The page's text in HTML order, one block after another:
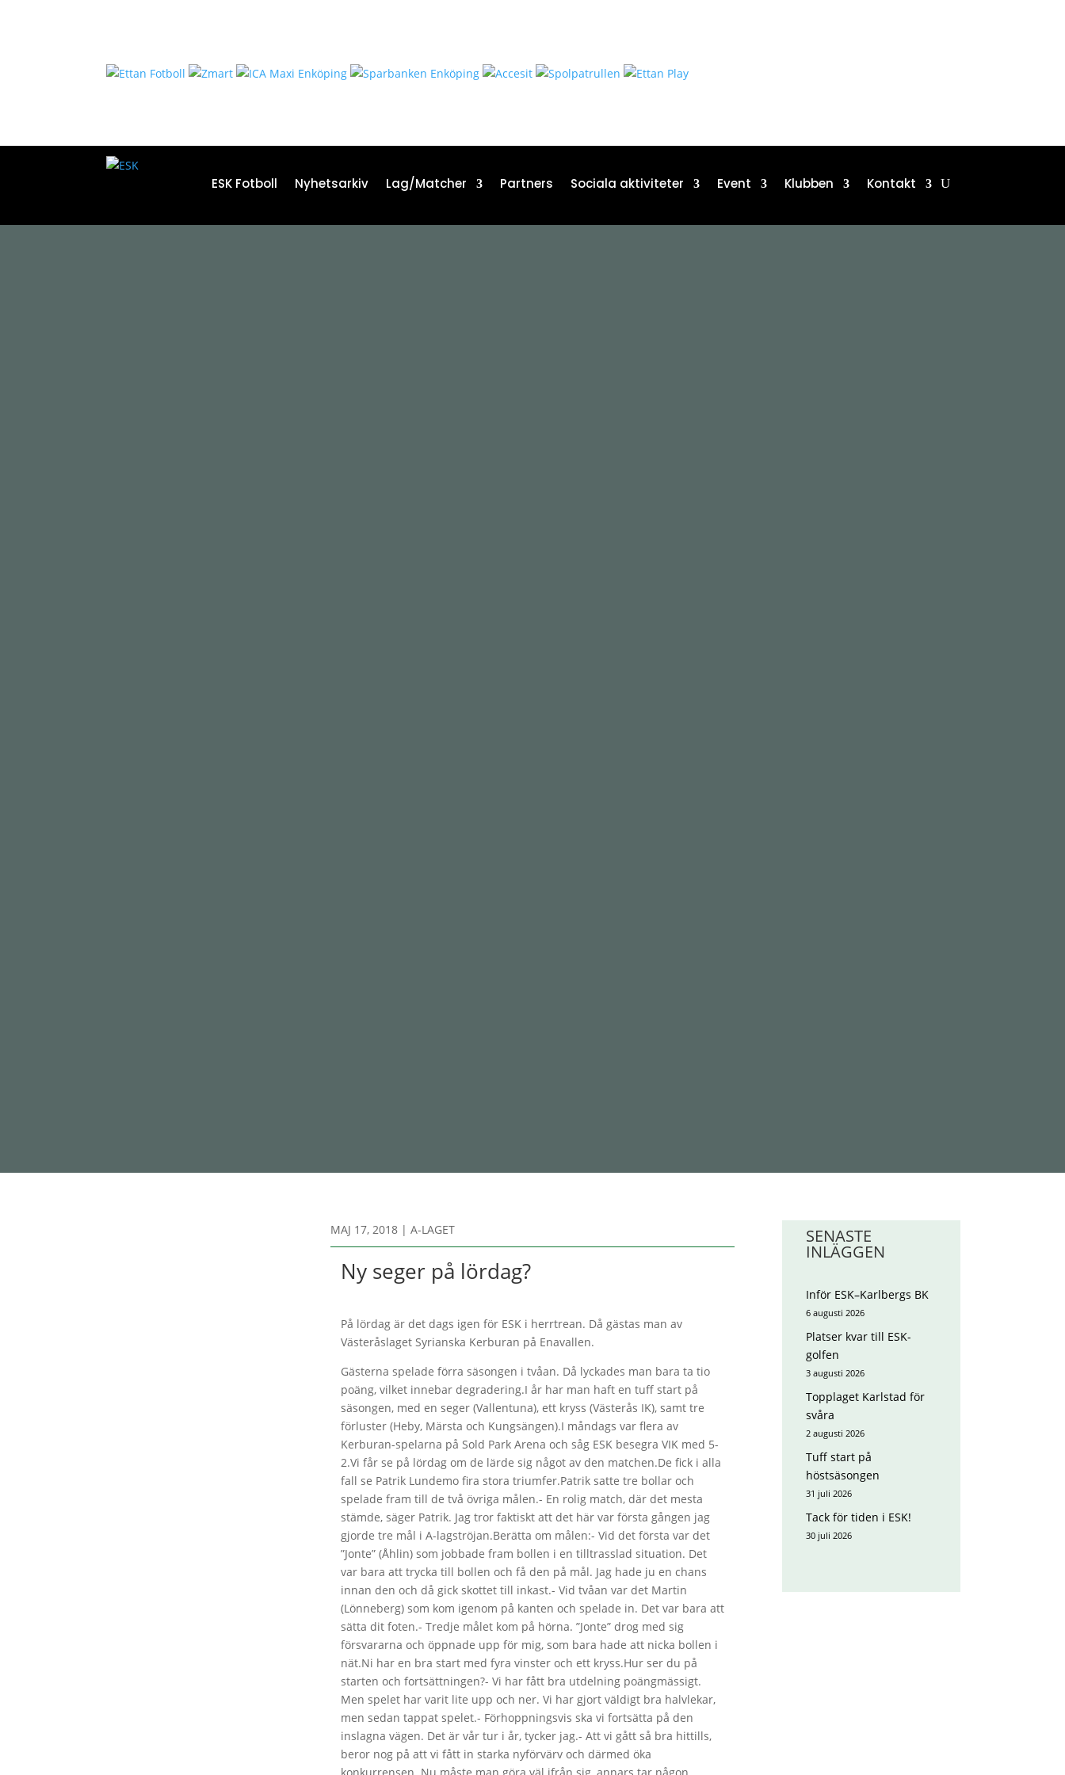
ESK Fotboll Nyhetsarkiv Lag/Matcher Partners Sociala aktiviteter Event Klubben Kontakt
MAJ 17, 2018| A-LAGET
Ny seger på lördag?
På lördag är det dags igen för ESK i herrtrean. Då gästas man av
Västeråslaget Syrianska Kerburan på Enavallen.
Gästerna spelade förra säsongen i tvåan. Då lyckades man bara ta tio
poäng, vilket innebar degradering.I år har man haft en tuff start på
säsongen, med en seger (Vallentuna), ett kryss (Västerås IK), samt tre
förluster (Heby, Märsta och Kungsängen).I måndags var flera av
Kerburan-spelarna på Sold Park Arena och såg ESK besegra VIK med 5-
2.Vi får se på lördag om de lärde sig något av den matchen.De fick i alla
fall se Patrik Lundemo fira stora triumfer.Patrik satte tre bollar och
spelade fram till de två övriga målen.- En rolig match, där det mesta
stämde, säger Patrik. Jag tror faktiskt att det här var första gången jag
gjorde tre mål i A-lagströjan.Berätta om målen:- Vid det första var det
”Jonte” (Åhlin) som jobbade fram bollen i en tilltrasslad situation. Det
var bara att trycka till bollen och få den på mål. Jag hade ju en chans
innan den och då gick skottet till inkast.- Vid tvåan var det Martin
(Lönneberg) som kom igenom på kanten och spelade in. Det var bara att
sätta dit foten.- Tredje målet kom på hörna. ”Jonte” drog med sig
försvararna och öppnade upp för mig, som bara hade att nicka bollen i
nät.Ni har en bra start med fyra vinster och ett kryss.Hur ser du på
starten och fortsättningen?- Vi har fått bra utdelning poängmässigt.
Men spelet har varit lite upp och ner. Vi har gjort väldigt bra halvlekar,
men sedan tappat spelet.- Förhoppningsvis ska vi fortsätta på den
inslagna vägen. Det är vår tur i år, tycker jag.- Att vi gått så bra hittills,
beror nog på att vi fått in starka nyförvärv och därmed öka
SENASTE
INLÄGGEN
Inför ESK–Karlbergs BK
6 augusti 2026
Platser kvar till ESK-
golfen
3 augusti 2026
Topplaget Karlstad för
svåra
2 augusti 2026
Tuff start på
höstsäsongen
31 juli 2026
Tack för tiden i ESK!
30 juli 2026